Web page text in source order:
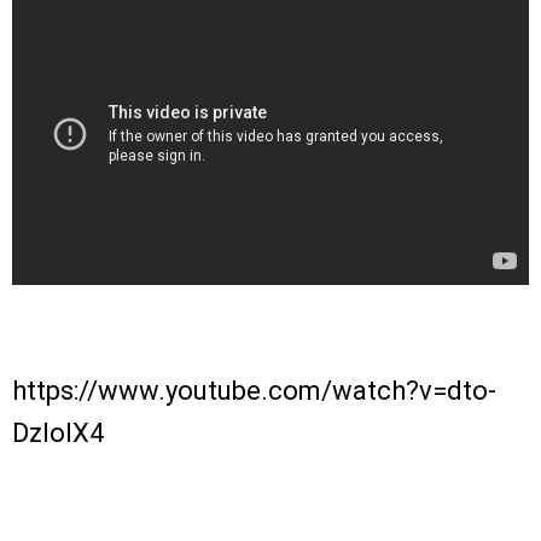
https://www.youtube.com/watch?v=dto-
DzloIX4